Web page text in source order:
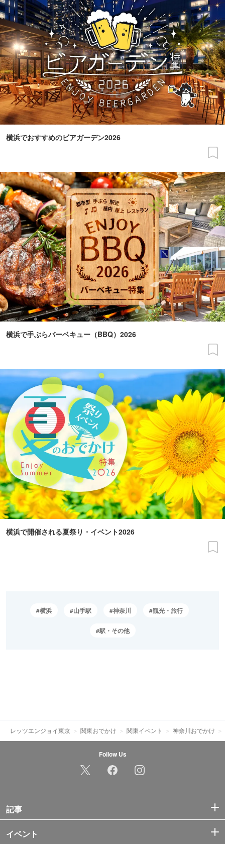
横浜でおすすめのビアガーデン2026
横浜で手ぶらバーベキュー（BBQ）2026
横浜で開催される夏祭り・イベント2026
横浜 山手駅 神奈川 観光・旅行
駅・その他
レッツエンジョイ東京 関東おでかけ 関東イベント 神奈川おでかけ
Follow Us
記事
イベント